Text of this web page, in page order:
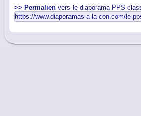
>> Permalien vers le diaporama PPS